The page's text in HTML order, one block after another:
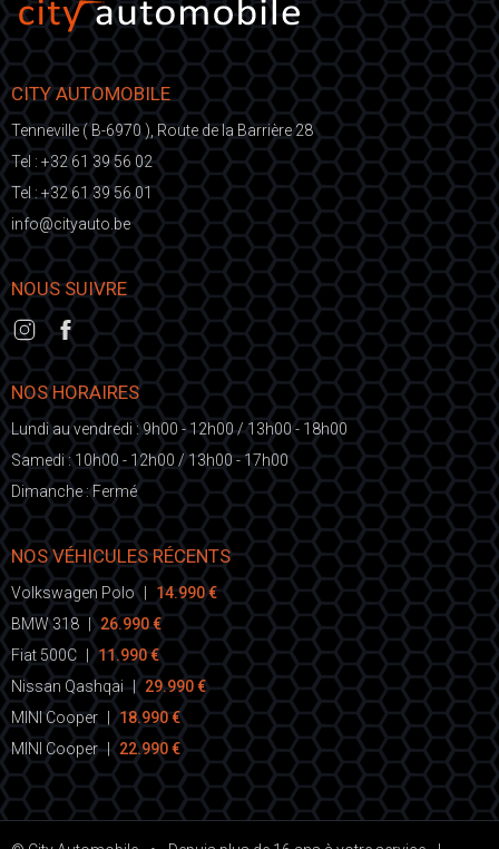
CITY AUTOMOBILE
Tenneville ( B-6970 ), Route de la Barrière 28
Tel : +32 61 39 56 02
Tel : +32 61 39 56 01
eb.otuayt
ic@o
fni
NOUS SUIVRE
NOS HORAIRES
Lundi au vendredi : 9h00 - 12h00 / 13h00 - 18h00
Samedi : 10h00 - 12h00 / 13h00 - 17h00
Dimanche : Fermé
NOS VÉHICULES RÉCENTS
Volkswagen Polo |
14.990 €
BMW 318 | 26.990 €
Fiat 500C | 11.990 €
Nissan Qashqai | 29.990 €
MINI Cooper | 18.990 €
MINI Cooper | 22.990 €